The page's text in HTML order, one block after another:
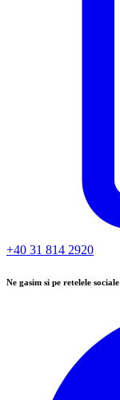
+40 31 814 2920
Ne gasim si pe retelele sociale